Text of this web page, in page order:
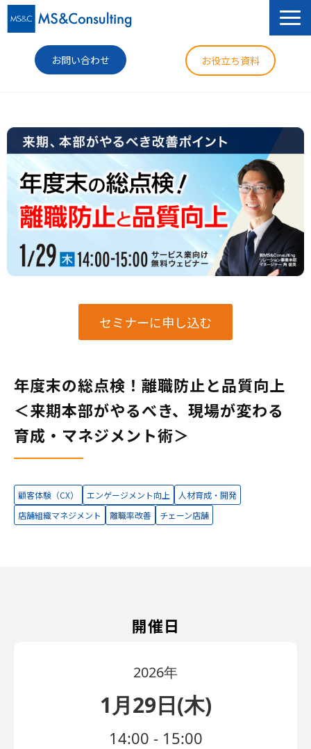
お問い合わせ お役立ち資料
セミナー
導入事例
コラム
企業情報
セミナーに申し込む
年度末の総点検！離職防止と品質向上
＜来期本部がやるべき、現場が変わる
育成・マネジメント術＞
顧客体験（CX） エンゲージメント向上
人材育成・開発
店舗組織マネジメント
離職率改善 チェーン店舗
開催日
2026年
1月29日(木)
14:00 - 15:00